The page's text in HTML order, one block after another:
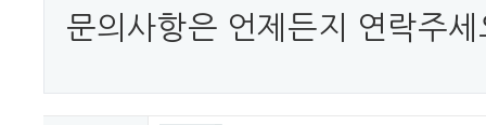
문의사항은 언제든지 연락주